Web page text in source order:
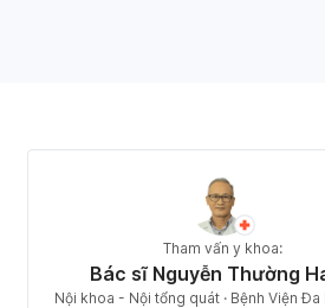
Tham vấn y khoa:
Bác sĩ Nguyễn Thường
Nội khoa - Nội tổng quát · Bệnh Viện Đa